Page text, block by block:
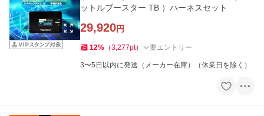
ットルブースター TB ）ハーネスセット
29,920円
12% （3,277pt） 要エントリー
3〜5日以内に発送（メーカー在庫）（休業日を除く）